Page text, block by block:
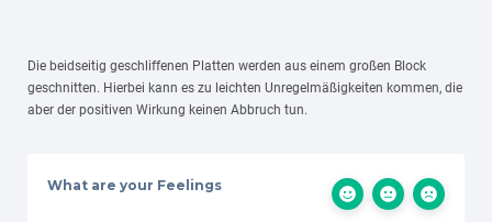
Die beidseitig geschliffenen Platten werden aus einem großen Block
geschnitten. Hierbei kann es zu leichten Unregelmäßigkeiten kommen, die
aber der positiven Wirkung keinen Abbruch tun.
What are your Feelings